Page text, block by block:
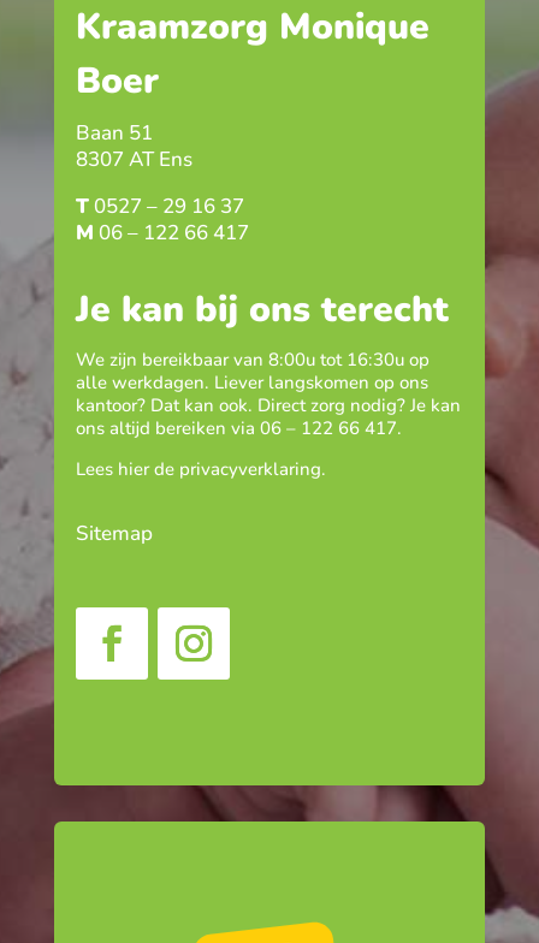
Kraamzorg Monique
Boer
Baan 51
8307 AT Ens
T 0527 – 29 16 37
M 06 – 122 66 417
Je kan bij ons terecht
We zijn bereikbaar van 8:00u tot 16:30u op
alle werkdagen. Liever langskomen op ons
kantoor? Dat kan ook. Direct zorg nodig? Je kan
ons altijd bereiken via 06 – 122 66 417.
Lees hier de privacyverklaring.
Sitemap